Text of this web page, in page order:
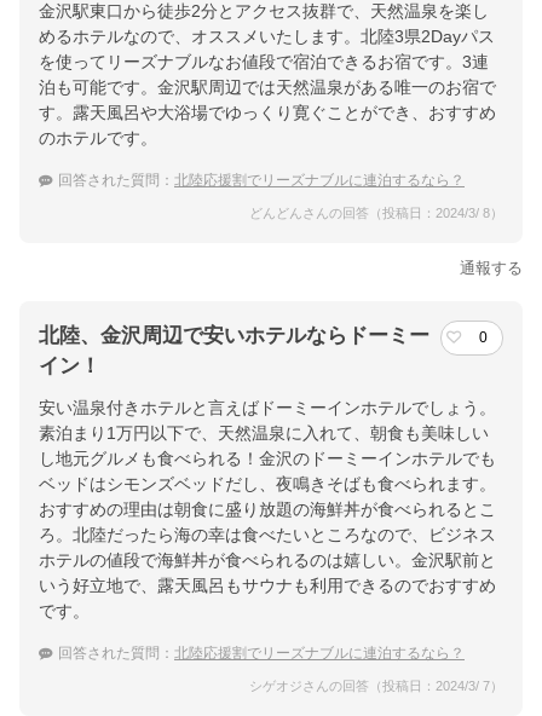
金沢駅東口から徒歩2分とアクセス抜群で、天然温泉を楽し
めるホテルなので、オススメいたします。北陸3県2Dayパス
を使ってリーズナブルなお値段で宿泊できるお宿です。3連
泊も可能です。金沢駅周辺では天然温泉がある唯一のお宿で
す。露天風呂や大浴場でゆっくり寛ぐことができ、おすすめ
のホテルです。
回答された質問： 北陸応援割でリーズナブルに連泊するなら？
どんどんさんの回答（投稿日：2024/3/ 8）
通報する
北陸、金沢周辺で安いホテルならドーミー
イン！
0
安い温泉付きホテルと言えばドーミーインホテルでしょう。
素泊まり1万円以下で、天然温泉に入れて、朝食も美味しい
し地元グルメも食べられる！金沢のドーミーインホテルでも
ベッドはシモンズベッドだし、夜鳴きそばも食べられます。
おすすめの理由は朝食に盛り放題の海鮮丼が食べられるとこ
ろ。北陸だったら海の幸は食べたいところなので、ビジネス
ホテルの値段で海鮮丼が食べられるのは嬉しい。金沢駅前と
いう好立地で、露天風呂もサウナも利用できるのでおすすめ
です。
回答された質問： 北陸応援割でリーズナブルに連泊するなら？
シゲオジさんの回答（投稿日：2024/3/ 7）